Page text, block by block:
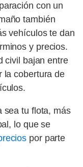
con un
también
vehículos te dan
y precios.
civil bajan entre
la cobertura de
sea tu flota, más
lo que se
por parte